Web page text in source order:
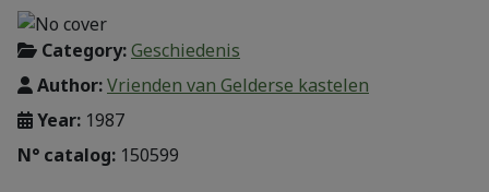
Category:Geschiedenis
Author:Vrienden van Gelderse kastelen
Year: 1987
N° catalog: 150599